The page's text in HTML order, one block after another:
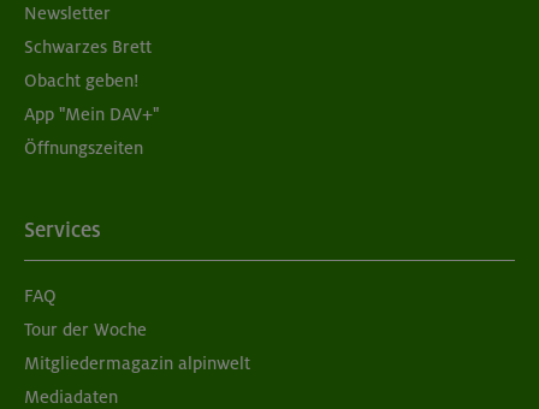
Newsletter
Schwarzes Brett
Obacht geben!
App "Mein DAV+"
Öffnungszeiten
Services
FAQ
Tour der Woche
Mitgliedermagazin alpinwelt
Mediadaten